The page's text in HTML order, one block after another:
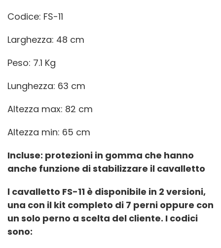
Codice: FS-11
Larghezza: 48 cm
Peso: 7.1 Kg
Lunghezza: 63 cm
Altezza max: 82 cm
Altezza min: 65 cm
Incluse: protezioni in gomma che hanno
anche funzione di stabilizzare il cavalletto
l cavalletto FS-11 è disponibile in 2 versioni,
una con il kit completo di 7 perni oppure con
un solo perno a scelta del cliente. I codici
sono: